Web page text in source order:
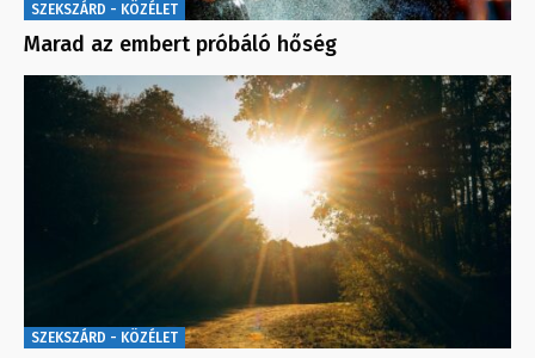
SZEKSZÁRD - KÖZÉLET
Marad az embert próbáló hőség
SZEKSZÁRD - KÖZÉLET